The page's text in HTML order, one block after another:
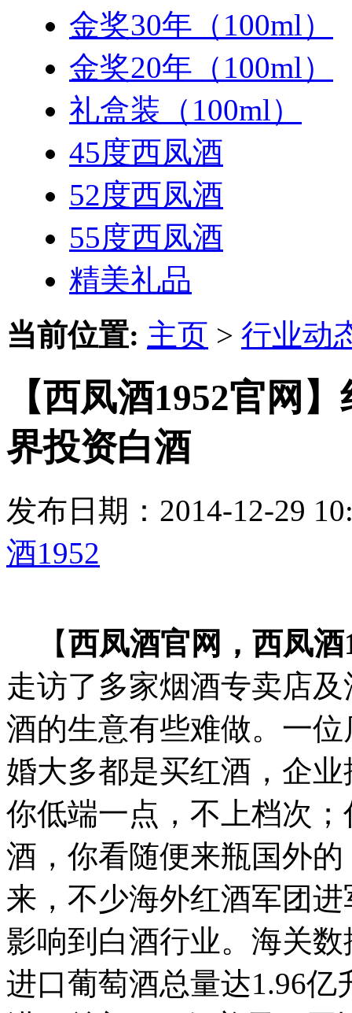
金奖30年（100ml）
金奖20年（100ml）
礼盒装（100ml）
45度西凤酒
52度西凤酒
55度西凤酒
精美礼品
当前位置: 主页 > 行业动
【西凤酒1952官网
界投资白酒
发布日期：2014-12-29
酒1952
【西凤酒官网，西凤酒
走访了多家烟酒专卖店
酒的生意有些难做。一
婚大多都是买红酒，企
你低端一点，不上档次
酒，你看随便来瓶国外
来，不少海外红酒军团
影响到白酒行业。海关
进口葡萄酒总量达1.96亿